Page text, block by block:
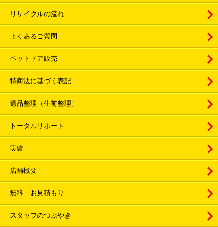
リサイクルの流れ
よくあるご質問
ペットドア販売
特商法に基づく表記
遺品整理（生前整理）
トータルサポート
実績
店舗概要
無料 お見積もり
スタッフのつぶやき